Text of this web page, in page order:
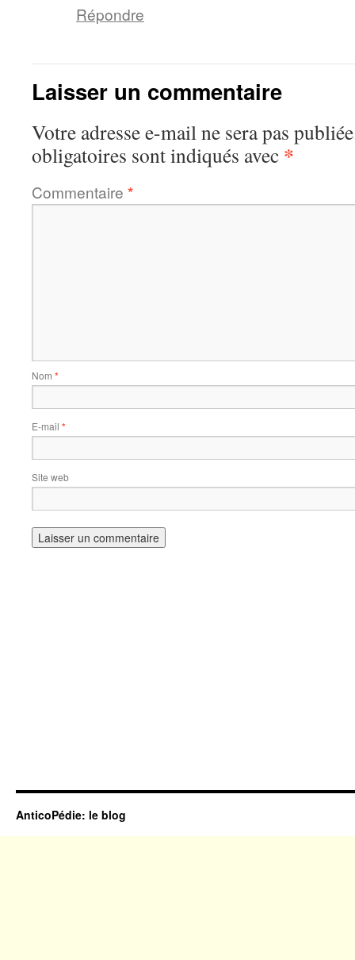
Répondre
Laisser un commentaire
Votre adresse e-mail ne sera pas
obligatoires sont indiqués avec *
Commentaire *
Nom *
E-mail *
Site web
AnticoPédie: le blog